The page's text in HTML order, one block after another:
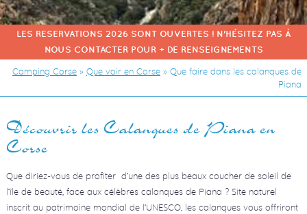
LES RESERVATIONS 2026 SONT OUVERTES ! N'HÉSITEZ PAS À
NOUS CONTACTER POUR + DE RENSEIGNEMENTS
Camping Corse » Que voir en Corse » Que faire dans les calanques de
Piana
Découvrir les Calanques de Piana en
Corse
Que diriez-vous de profiter d’une des plus beaux coucher de soleil de
l’île de beauté, face aux célèbres calanques de Piana ? Site naturel
inscrit au patrimoine mondial de l’UNESCO, les calanques vous offriront